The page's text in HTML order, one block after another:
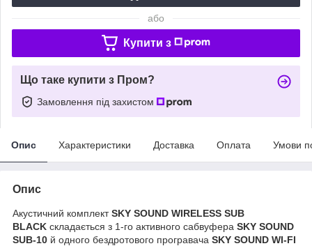
або
Купити з
Що таке купити з Пром?
Замовлення під захистом
Опис Характеристики Доставка Оплата Умови
Опис
Акустичний комплектSKY SOUND WIRELESS SUB
BLACK складається з 1-го активного сабвуфера SKY SOUND
SUB-10 й одного бездротового програвача SKY SOUND WI-FI